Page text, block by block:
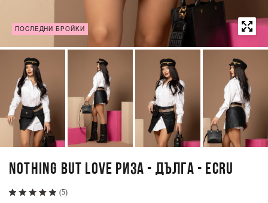
ПОСЛЕДНИ БРОЙКИ
NOTHING BUT LOVE РИЗА - ДЪЛГА - ECRU
(5)